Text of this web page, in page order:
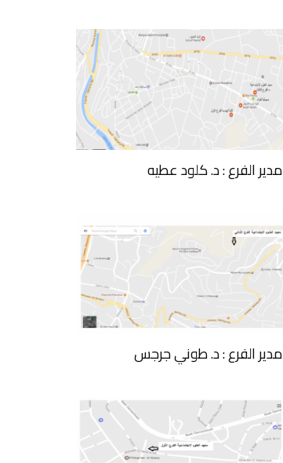
مدير الفرع : د. كلود عطيه
مدير الفرع : د. طوني جرجس